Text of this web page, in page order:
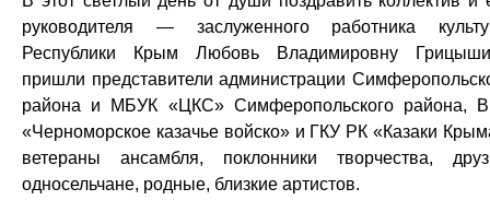
руководителя — заслуженного работника
Республики Крым Любовь Владимировну
пришли представители администрации
района и МБУК «ЦКС» Симферопольского района,
«Черноморское казачье войско» и ГКУ РК «Казаки
ветераны ансамбля, поклонники творчества,
односельчане, родные, близкие артистов.